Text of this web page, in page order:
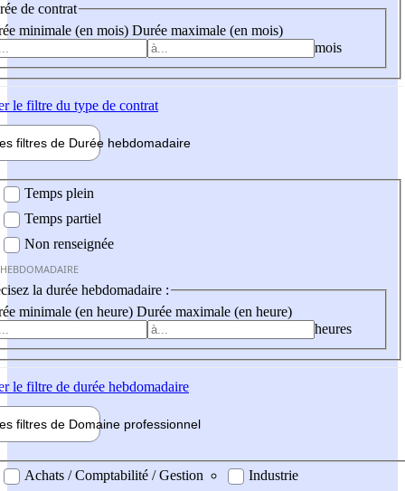
de contrat
minimale (en mois) Durée maximale (en mois)
mois
le filtre du type de contrat
filtres de Durée hebdomadaire
Temps plein
Temps partiel
Non renseignée
la durée hebdomadaire :
minimale (en heure) Durée maximale (en heure)
heures
le filtre de durée hebdomadaire
filtres de Domaine professionnel
professionel
Achats / Comptabilité / Gestion
Industrie